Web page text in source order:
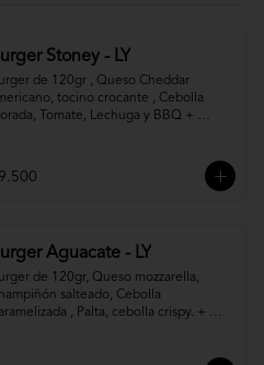
Stoney - LY
de 120gr , Queso Cheddar
tocino crocante , Cebolla
Tomate, Lechuga y BBQ +
Aguacate - LY
de 120gr, Queso mozzarella,
salteado, Cebolla
, Palta, cebolla crispy. +